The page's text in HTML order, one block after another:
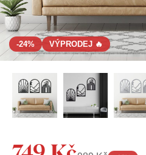
-24% VÝPRODEJ 🔥